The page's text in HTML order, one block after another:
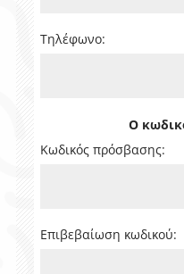
Τηλέφωνο:
Ο
Κωδικός πρόσβασης:
Επιβεβαίωση κωδικού: